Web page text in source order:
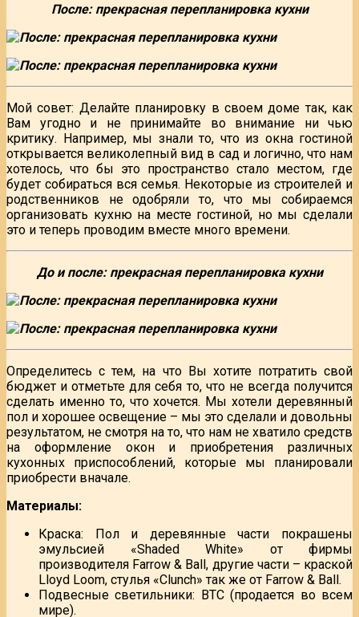
После: прекрасная перепланировка кухни
Мой совет: Делайте планировку в своем доме так, как
Вам угодно и не принимайте во внимание ни чью
критику. Например, мы знали то, что из окна гостиной
открывается великолепный вид в сад и логично, что нам
хотелось, что бы это пространство стало местом, где
будет собираться вся семья. Некоторые из строителей и
родственников не одобряли то, что мы собираемся
организовать кухню на месте гостиной, но мы сделали
это и теперь проводим вместе много времени.
До и после: прекрасная перепланировка кухни
Определитесь с тем, на что Вы хотите потратить свой
бюджет и отметьте для себя то, что не всегда получится
сделать именно то, что хочется. Мы хотели деревянный
пол и хорошее освещение – мы это сделали и довольны
результатом, не смотря на то, что нам не хватило средств
на оформление окон и приобретения различных
кухонных приспособлений, которые мы планировали
приобрести вначале.
Материалы:
Краска: Пол и деревянные части покрашены
эмульсией «Shaded White» от фирмы
производителя Farrow & Ball, другие части – краской
Lloyd Loom, стулья «Сlunch» так же от Farrow & Ball.
Подвесные светильники: BTC (продается во всем
мире).